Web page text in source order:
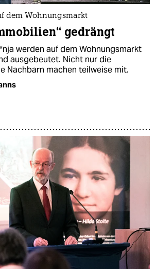
dem Wohnungsmarkt
gedrängt
werden auf dem Wohnungsmarkt
ausgebeutet. Nicht nur die
Nachbarn machen teilweise mit.